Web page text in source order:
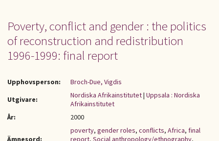
Poverty, conflict and gender : the politics
of reconstruction and redistribution
1996-1999: final report
Upphovsperson:
Broch-Due, Vigdis
Utgivare:
Nordiska Afrikainstitutet| Uppsala : Nordiska
Afrikainstitutet
År:
2000
Ämnesord:
poverty, gender roles, conflicts, Africa, final
report, Social anthropology/ethnography,